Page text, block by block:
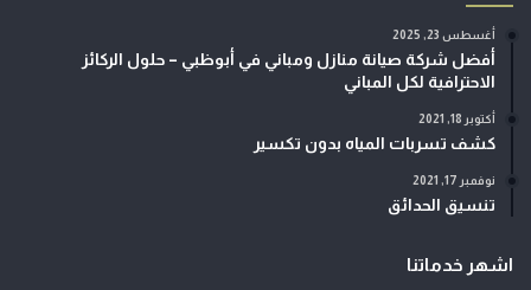
أغسطس 23, 2025
أفضل شركة صيانة منازل ومباني في أبوظبي – حلول الركائز
الاحترافية لكل المباني
أكتوبر 18, 2021
كشف تسربات المياه بدون تكسير
نوفمبر 17, 2021
تنسيق الحدائق
اشهر خدماتنا